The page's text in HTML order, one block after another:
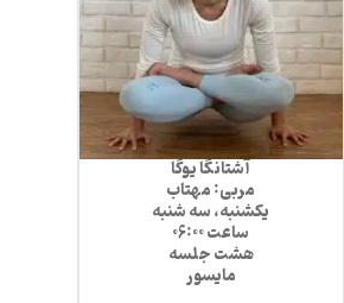
آشتانگا یوگا
مربی: مهتاب
یکشنبه، سه شنبه
ساعت 06:00
هشت جلسه
مایسور